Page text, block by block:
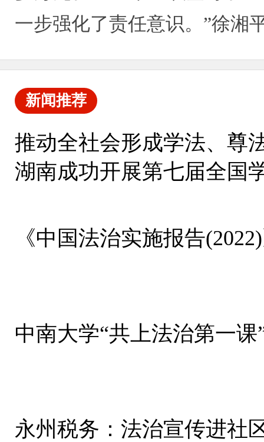
一步强化了责任意识。”徐湘
新闻推荐
推动全社会形成学法、尊
湖南成功开展第七届全国
《中国法治实施报告
中南大学“共上法治第一
永州税务：法治宣传进社